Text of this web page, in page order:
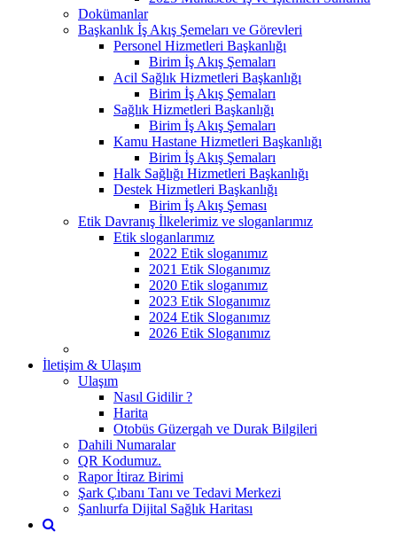
Dokümanlar
Başkanlık İş Akış Şemeları ve Görevleri
Personel Hizmetleri Başkanlığı
Birim İş Akış Şemaları
Acil Sağlık Hizmetleri Başkanlığı
Birim İş Akış Şemaları
Sağlık Hizmetleri Başkanlığı
Birim İş Akış Şemaları
Kamu Hastane Hizmetleri Başkanlığı
Birim İş Akış Şemaları
Halk Sağlığı Hizmetleri Başkanlığı
Destek Hizmetleri Başkanlığı
Birim İş Akış Şeması
Etik Davranış İlkelerimiz ve sloganlarımız
Etik sloganlarımız
2022 Etik sloganımız
2021 Etik Sloganımız
2020 Etik sloganımız
2023 Etik Sloganımız
2024 Etik Sloganımız
2026 Etik Sloganımız
İletişim & Ulaşım
Ulaşım
Nasıl Gidilir ?
Harita
Otobüs Güzergah ve Durak Bilgileri
Dahili Numaralar
QR Kodumuz.
Rapor İtiraz Birimi
Şark Çıbanı Tanı ve Tedavi Merkezi
Şanlıurfa Dijital Sağlık Haritası